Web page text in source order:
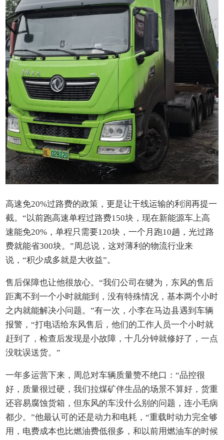
高速免20%过路费的政策，更是让干线运输的利润再提一
截。“以前跑高速单程过路费150块，现在新能源车上高
速能免20%，单程只需要120块，一个月跑10趟，光过路
费就能省300块。”周总说，这对薄利的物流行业来
说，“积少成多就是大收益”。
售后保障也让他很放心。“我们公司在犍为，东风的售后
距离不到一个小时就能到，没有特殊情况，基本两个小时
之内就能解决小问题。”有一次，小李在马边县遇到车辆
报警，“打电话给东风售后，他们的工作人员一个小时就
赶到了，检查后发现是小故障，十几分钟就修好了，一点
没耽误送货。”
一年多运营下来，周总对车辆质量赞不绝口：“品控很
好，质量很过硬，我们拉煤矿伴生品的场景不算好，货重
还容易腐蚀货箱，但东风的车没什么别的问题，连小毛病
都少。”他最认可的还是动力和电耗，“重载时动力完全够
用，电费成本也比燃油费低很多，和以前用燃油车的时候